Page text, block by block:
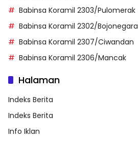
Babinsa Koramil 2303/Pulomerak
Babinsa Koramil 2302/Bojonegara
Babinsa Koramil 2307/Ciwandan
Babinsa Koramil 2306/Mancak
Halaman
Indeks Berita
Indeks Berita
Info Iklan